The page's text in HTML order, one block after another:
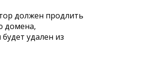
должен продлить
домена,
удален из